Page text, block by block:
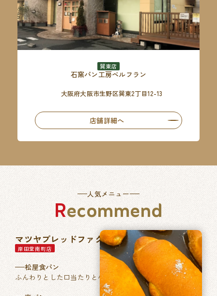
巽東店
石窯パン工房ベルフラン
大阪府大阪市生野区巽東2丁目12-13
店舗詳細へ
人気メニュー
Recommend
マツヤブレッドファクトリー
岸田堂南町店
松屋食パン
ふんわりとした口当たりと小麦本来の香りが特徴。